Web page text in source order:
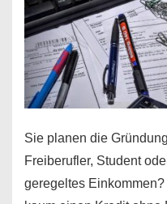
Sie planen die
Freiberufler, Student
geregeltes